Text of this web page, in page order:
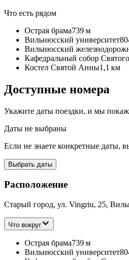
Что есть рядом
Острая брама739 м
Вильнюсский университет
Вильнюсский
Кафедральный собор
Костел Святой Анны1,1 км
Доступные номера
Укажите даты поездки, и мы
Даты не выбраны
Если не знаете конкретные даты,
Выбрать даты
Расположение
Старый город, ул. Vingriu, 25,
Что вокруг
Острая брама739 м
Вильнюсский университет